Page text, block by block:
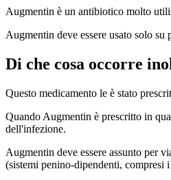
Augmentin è un antibiotico molto
Augmentin deve essere usato solo su
Di che cosa occorre
Questo medicamento le è stato
Quando Augmentin è prescritto in
dell'infezione.
Augmentin deve essere assunto per
(sistemi penino-dipendenti, compresi